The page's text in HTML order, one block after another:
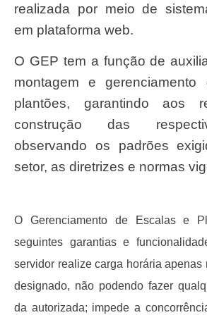
realizada por meio de
em plataforma web.
O GEP tem a função de auxiliar a Sesacre na
montagem e
plantões, garantindo aos
construção das
observando os padrões
setor, as diretrizes e normas
O Gerenciamento de Escalas e
seguintes garantias e
servidor realize carga horária apenas
designado, não podendo fazer
da autorizada; impede a